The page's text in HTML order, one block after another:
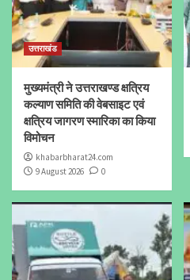
उत्तराखंड
मुख्यमंत्री ने उत्तराखण्ड क्षत्रिय
कल्याण समिति की वेबसाइट एवं
क्षत्रिय जागरण स्मारिका का किया
विमोचन
khabarbharat24.com
9 August 2026
0